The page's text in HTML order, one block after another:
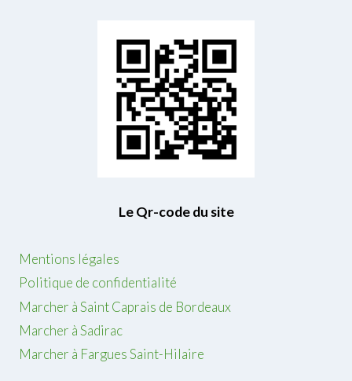
Le Qr-code du site
Mentions légales
Politique de confidentialité
Marcher à Saint Caprais de Bordeaux
Marcher à Sadirac
Marcher à Fargues Saint-Hilaire